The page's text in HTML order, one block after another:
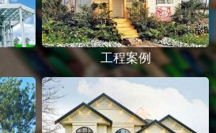
工程案例